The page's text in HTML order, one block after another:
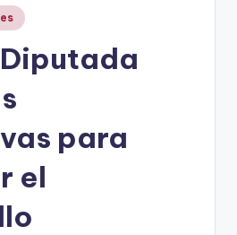
para
el